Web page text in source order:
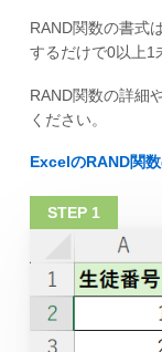
RAND関数の書式
するだけで0以上1
RAND関数の詳細
ください。
ExcelのRAND関